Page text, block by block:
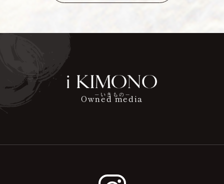
Owned media